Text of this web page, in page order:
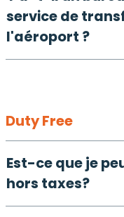
service de
l'aéroport ?
Duty Free
Est-ce que je
hors taxes?